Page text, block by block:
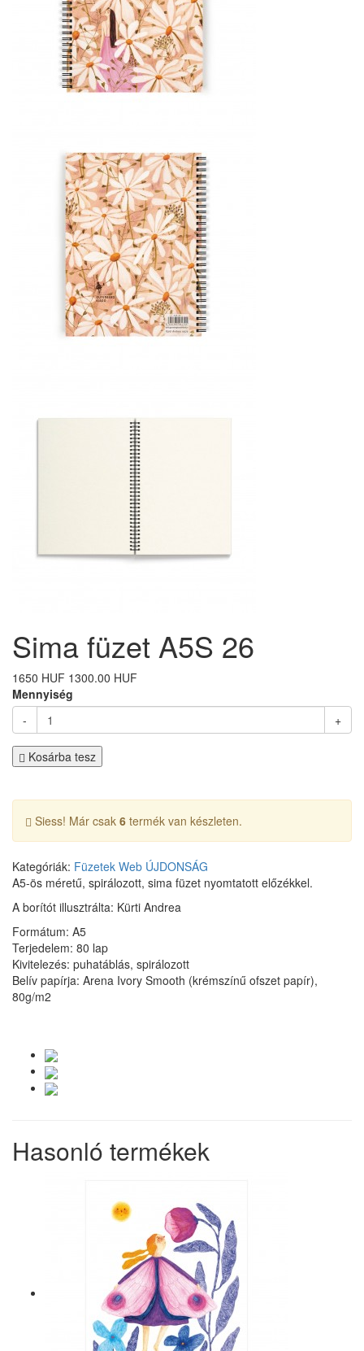
Sima füzet A5S 26
1650 HUF 1300.00 HUF
Mennyiség
-
+
Kosárba tesz
Siess! Már csak 6 termék van készleten.
Kategóriák: Füzetek Web ÚJDONSÁG
A5-ös méretű, spirálozott, sima füzet nyomtatott előzékkel.
A borítót illusztrálta: Kürti Andrea
Formátum: A5
Terjedelem: 80 lap
Kivitelezés: puhatáblás, spirálozott
Belív papírja: Arena Ivory Smooth (krémszínű ofszet papír),
80g/m2
Hasonló termékek